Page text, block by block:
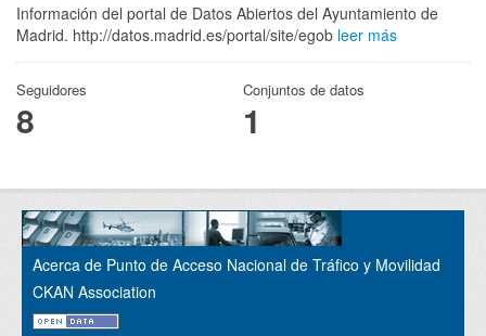
Información del portal de Datos Abiertos del Ayuntamiento de
Madrid. http://datos.madrid.es/portal/site/egob leer más
Seguidores
8
Conjuntos de datos
1
Acerca de Punto de Acceso Nacional de Tráfico y Movilidad
CKAN Association